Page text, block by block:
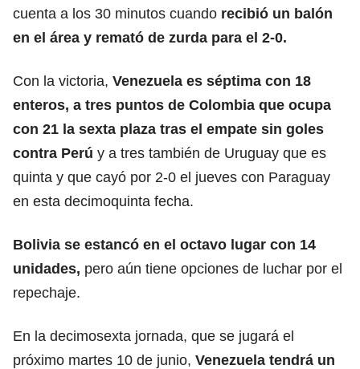
cuenta a los 30 minutos cuando recibió un balón
en el área y remató de zurda para el 2-0.
Con la victoria, Venezuela es séptima con 18
enteros, a tres puntos de Colombia que ocupa
con 21 la sexta plaza tras el empate sin goles
contra Perú y a tres también de Uruguay que es
quinta y que cayó por 2-0 el jueves con Paraguay
en esta decimoquinta fecha.
Bolivia se estancó en el octavo lugar con 14
unidades, pero aún tiene opciones de luchar por el
repechaje.
En la decimosexta jornada, que se jugará el
próximo martes 10 de junio, Venezuela tendrá un